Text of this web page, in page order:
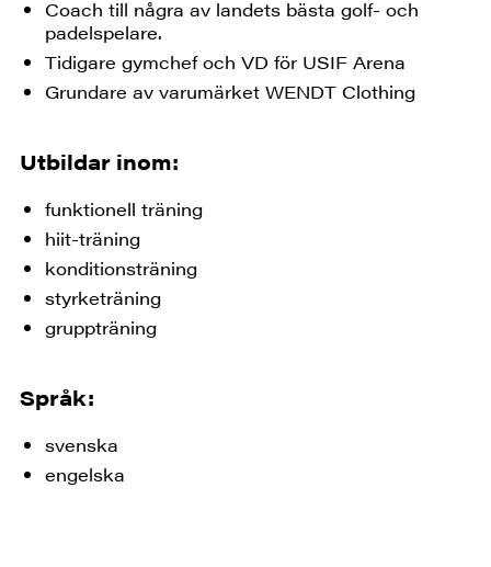
Coach till några av landets bästa golf- och
padelspelare.
Tidigare gymchef och VD för USIF Arena
Grundare av varumärket WENDT Clothing
Utbildar inom:
funktionell träning
hiit-träning
konditionsträning
styrketräning
gruppträning
Språk:
svenska
engelska